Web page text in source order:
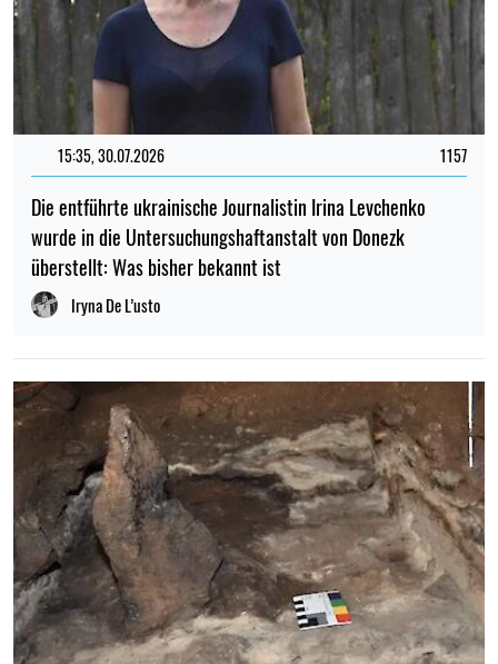
15:35, 30.07.2026 1157
Die entführte ukrainische Journalistin Irina Levchenko
wurde in die Untersuchungshaftanstalt von Donezk
überstellt: Was bisher bekannt ist
Iryna De L’usto